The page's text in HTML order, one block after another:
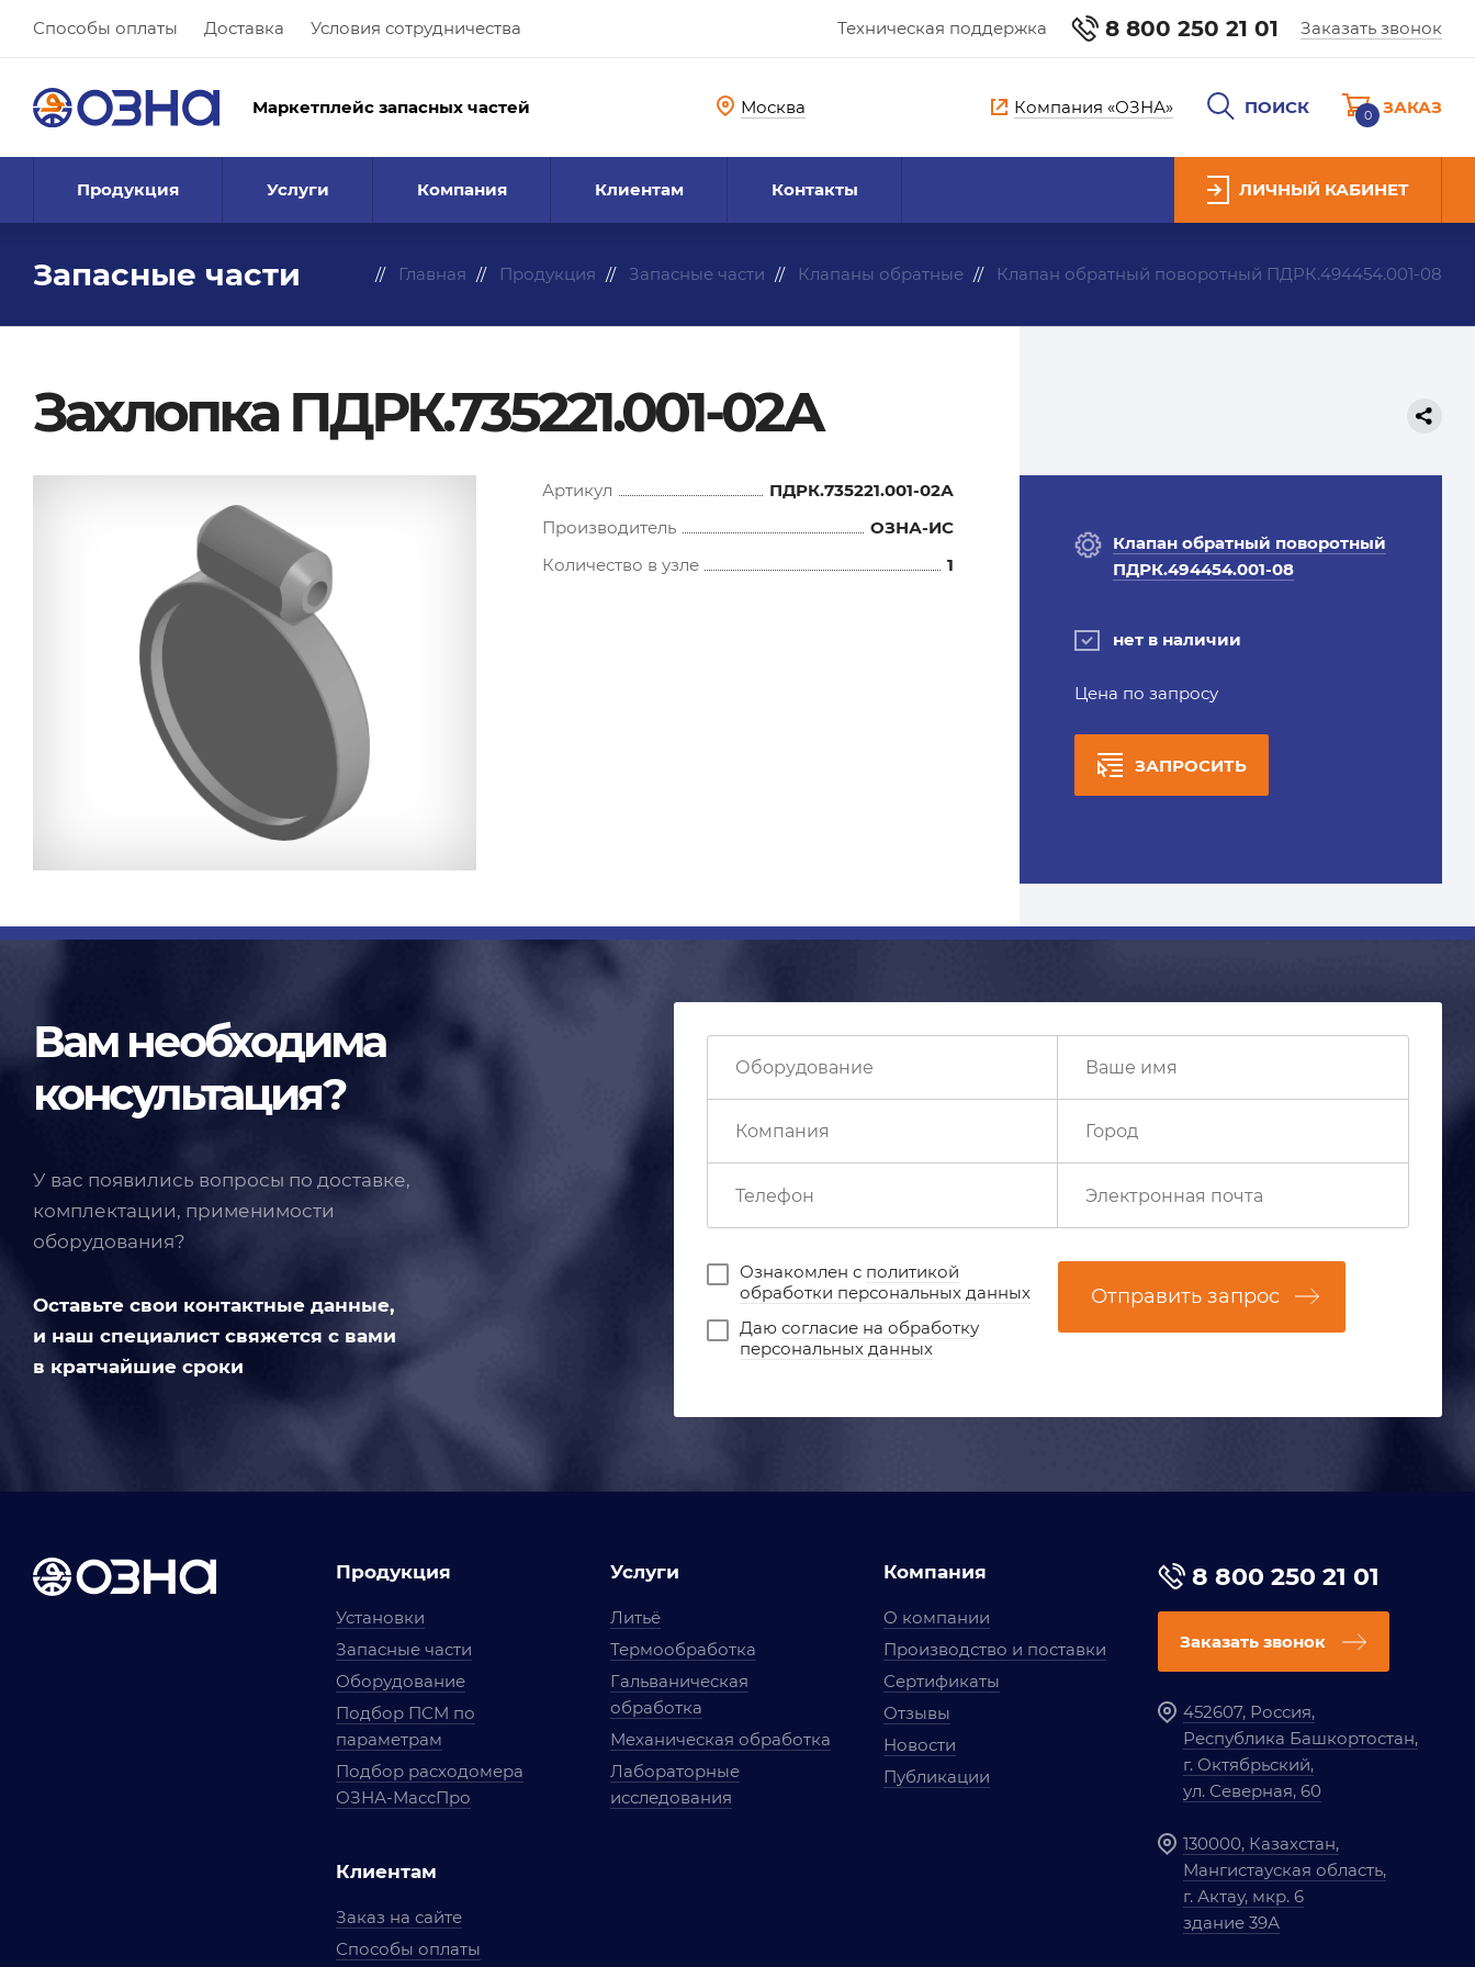
Способы оплаты Доставка Условия сотрудничества Техническая поддержка 8 800 250 21 01 Заказать звонок
Маркетплейс запасных частей Москва Компания «ОЗНА» ПОИСК 0 ЗАКАЗ
Продукция Услуги Компания Клиентам Контакты ЛИЧНЫЙ КАБИНЕТ
Запасные части Главная Продукция Запасные части Клапаны обратные Клапан обратный поворотный ПДРК.494454.001-08
Захлопка ПДРК.735221.001-02А
Артикул
ПДРК.735221.001-02А
Производитель
ОЗНА-ИС
Количество в узле
1
Клапан обратный поворотный
ПДРК.494454.001-08
нет в наличии
Цена по запросу
ЗАПРОСИТЬ
Вам необходима
консультация?
У вас появились вопросы по доставке,
комплектации, применимости
оборудования?
Оставьте свои контактные данные,
и наш специалист свяжется с вами
в кратчайшие сроки
Ознакомлен с политикой
обработки персональных данных
Даю согласие на обработку
персональных данных
Отправить запрос
Продукция
Установки
Запасные части
Оборудование
Подбор ПСМ по
параметрам
Подбор расходомера
ОЗНА-МассПро
Клиентам
Заказ на сайте
Способы оплаты
Услуги
Литьё
Термообработка
Гальваническая
обработка
Механическая обработка
Лабораторные
исследования
Компания
О компании
Производство и поставки
Сертификаты
Отзывы
Новости
Публикации
8 800 250 21 01
Заказать звонок
452607, Россия,
Республика Башкортостан,
г. Октябрьский,
ул. Северная, 60
130000, Казахстан,
Мангистауская область,
г. Актау, мкр. 6
здание 39А